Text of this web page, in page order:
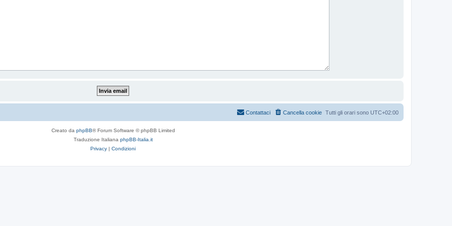
Tutti gli orari sono UTC+02:00
Cancella cookie
Contattaci
Creato da phpBB® Forum Software © phpBB Limited
Traduzione Italiana phpBB-Italia.it
Privacy | Condizioni